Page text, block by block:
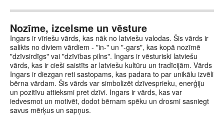
Nozīme, izcelsme un vēsture
Ingars ir vīriešu vārds, kas nāk no latviešu valodas. Šis vārds ir
salikts no diviem vārdiem - "in-" un "-gars", kas kopā nozīmē
"dzīvsirdīgs" vai "dzīvības pilns". Ingars ir vēsturiski latviešu
vārds, kas ir cieši saistīts ar latviešu kultūru un tradīcijām. Vārds
Ingars ir diezgan reti sastopams, kas padara to par unikālu izvēli
bērna vārdam. Šis vārds var simbolizēt dzīvesprieku, enerģiju
un pozitīvu attieksmi pret dzīvi. Ingars ir vārds, kas var
iedvesmot un motivēt, dodot bērnam spēku un drosmi sasniegt
savus mērķus un sapņus.